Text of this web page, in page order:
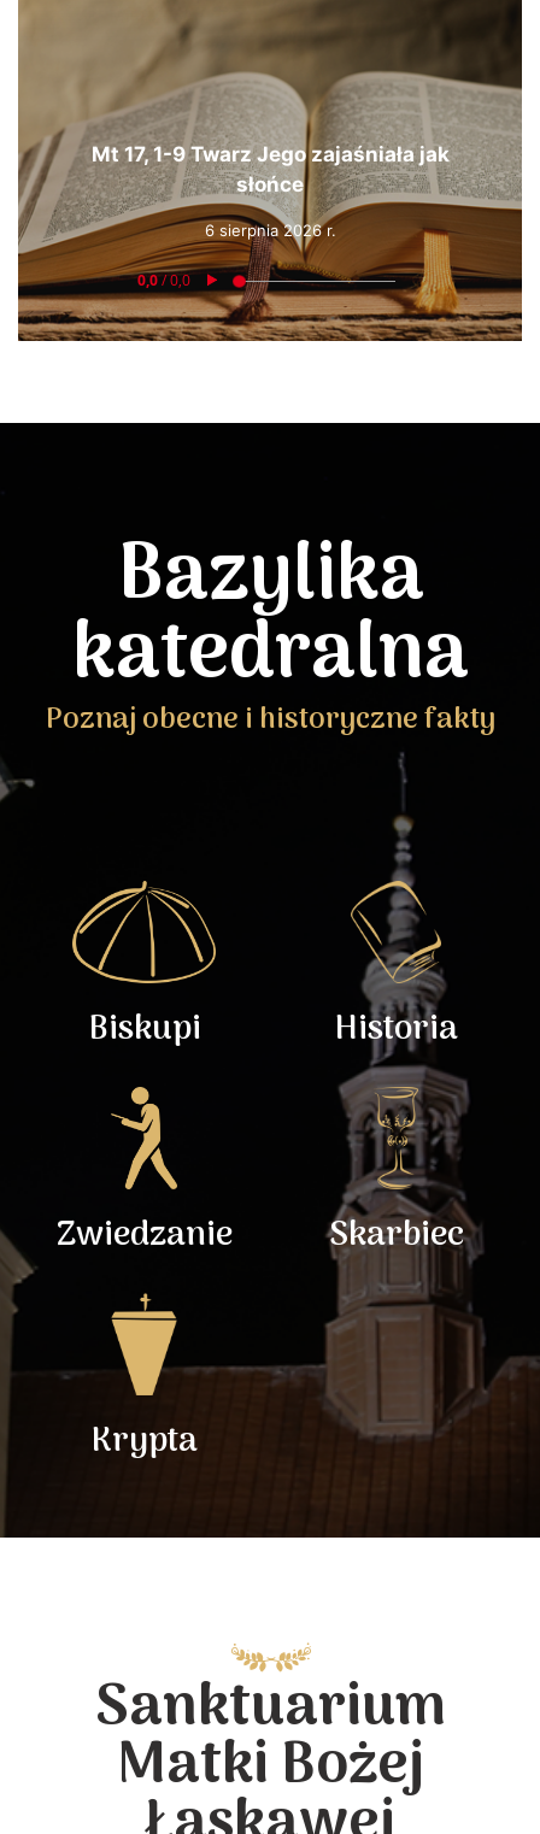
Mt 17, 1-9 Twarz Jego zajaśniała jak
słońce
6 sierpnia 2026 r.
Bazylika
katedralna
Poznaj obecne i historyczne fakty
Biskupi Historia
Zwiedzanie Skarbiec
Krypta
Sanktuarium
Matki Bożej